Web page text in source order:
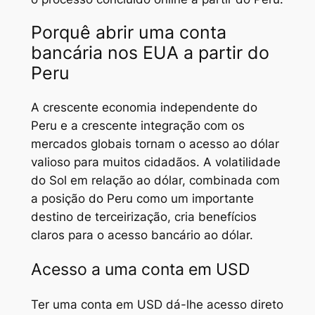
Porquê abrir uma conta
bancária nos EUA a partir do
Peru
A crescente economia independente do
Peru e a crescente integração com os
mercados globais tornam o acesso ao dólar
valioso para muitos cidadãos. A volatilidade
do Sol em relação ao dólar, combinada com
a posição do Peru como um importante
destino de terceirização, cria benefícios
claros para o acesso bancário ao dólar.
Acesso a uma conta em USD
Ter uma conta em USD dá-lhe acesso direto